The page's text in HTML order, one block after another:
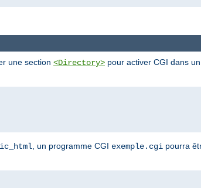
une section <Directory> pour activer CGI dans
, un programme CGI exemple.cgi pourra